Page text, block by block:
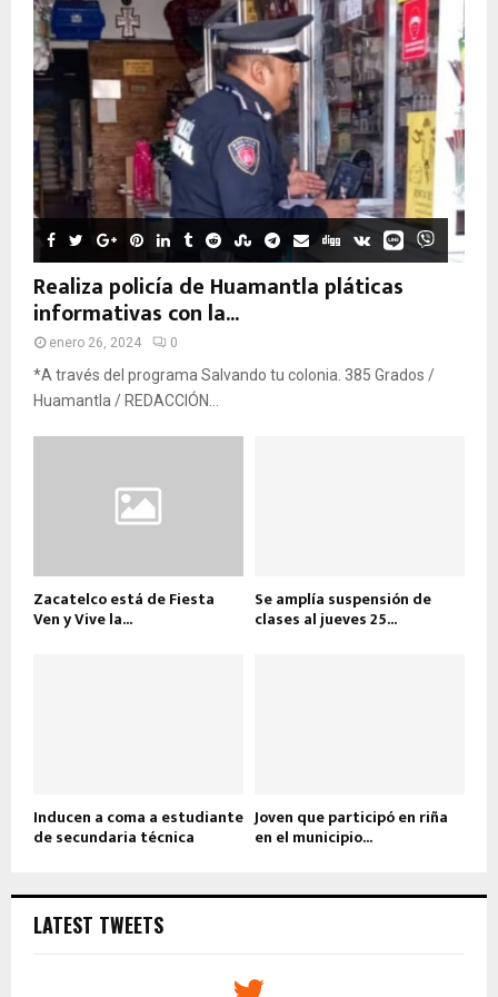
Realiza policía de Huamantla pláticas
informativas con la...
enero 26, 2024 0
*A través del programa Salvando tu colonia. 385 Grados /
Huamantla / REDACCIÓN...
Zacatelco está de Fiesta
Ven y Vive la...
Se amplía suspensión de
clases al jueves 25...
Inducen a coma a estudiante
de secundaria técnica
Joven que participó en riña
en el municipio...
LATEST TWEETS